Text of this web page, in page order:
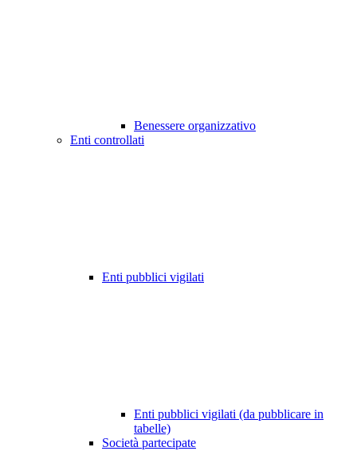
Benessere organizzativo
Enti controllati
Enti pubblici vigilati
Enti pubblici vigilati (da pubblicare in
tabelle)
Società partecipate